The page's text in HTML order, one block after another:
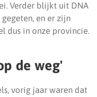
Verder blijkt uit DNA
en er zijn
dus in onze provincie.
de weg'
vorig jaar waren dat